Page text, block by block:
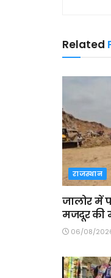
Related
राजस्थान
जालोर में
मजदूर की
06/08/